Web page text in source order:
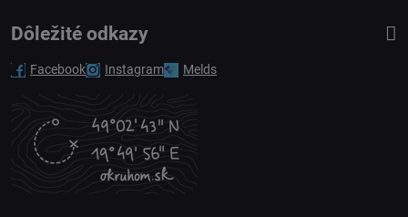
Dôležité odkazy
Facebook Instagram Melds